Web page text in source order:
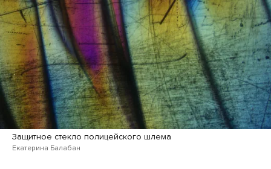
Защитное стекло полицейского шлема
Екатерина Балабан